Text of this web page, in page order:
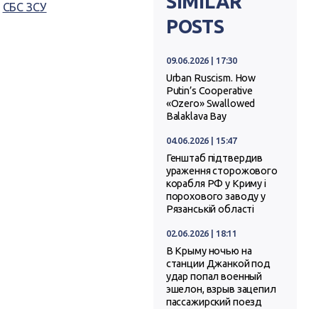
СБС ЗСУ
POSTS
09.06.2026 | 17:30
Urban Ruscism. How
Putin’s Cooperative
«Ozero» Swallowed
Balaklava Bay
04.06.2026 | 15:47
Генштаб підтвердив
ураження сторожового
корабля РФ у Криму і
порохового заводу у
Рязанській області
02.06.2026 | 18:11
В Крыму ночью на
станции Джанкой под
удар попал военный
эшелон, взрыв зацепил
пассажирский поезд